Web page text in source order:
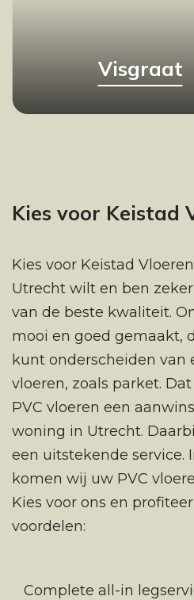
Visgraat
Kies voor Keistad
Kies voor Keistad
Utrecht wilt en ben
van de beste kwaliteit.
mooi en goed gemaakt,
kunt onderscheiden van
vloeren, zoals parket.
PVC vloeren een
woning in Utrecht.
een uitstekende service.
komen wij uw PVC
Kies voor ons en
voordelen:
Complete all-in